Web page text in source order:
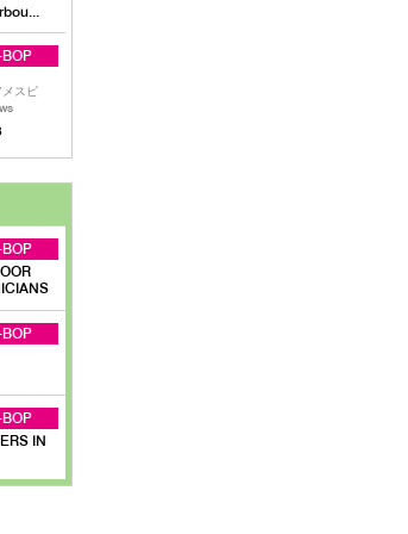
スピ
IN